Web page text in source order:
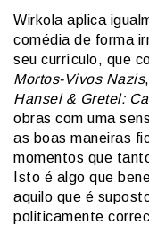
Wirkola aplica
comédia de forma
seu currículo, que
Mortos-Vivos Nazis
Hansel & Gretel:
obras com uma
as boas maneiras
momentos que
Isto é algo que
aquilo que é
politicamente